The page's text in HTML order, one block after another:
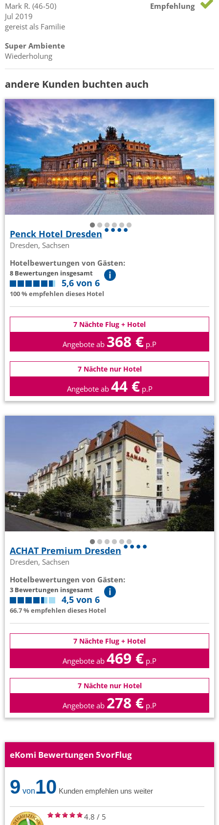
Mark R. (46-50)
Jul 2019
gereist als Familie
Empfehlung
Super Ambiente
Wiederholung
andere Kunden buchten auch
Penck Hotel Dresden
Dresden, Sachsen
Hotelbewertungen von Gästen:
8 Bewertungen insgesamt
5,6 von 6
100 % empfehlen dieses Hotel
7 Nächte Flug + Hotel
Angebote ab 368 € p.P
7 Nächte nur Hotel
Angebote ab 44 € p.P
ACHAT Premium Dresden
Dresden, Sachsen
Hotelbewertungen von Gästen:
3 Bewertungen insgesamt
4,5 von 6
66.7 % empfehlen dieses Hotel
7 Nächte Flug + Hotel
Angebote ab 469 € p.P
7 Nächte nur Hotel
Angebote ab 278 € p.P
eKomi Bewertungen 5vorFlug
9 von10 Kunden empfehlen uns weiter
4.8 / 5